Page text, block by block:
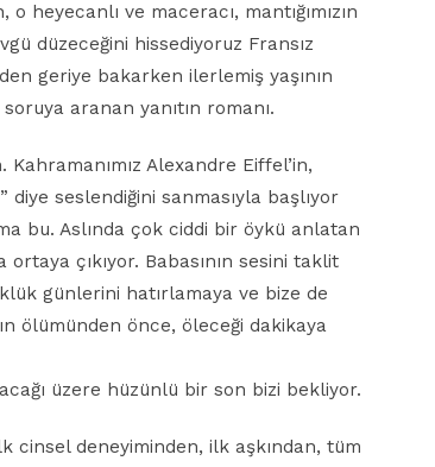
o heyecanlı ve maceracı, mantığımızın
düzeceğini hissediyoruz Fransız
geriye bakarken ilerlemiş yaşının
aranan yanıtın romanı.
Alexandre Eiffel’in,
diye seslendiğini sanmasıyla başlıyor
bu. Aslında çok ciddi bir öykü anlatan
çıkıyor. Babasının sesini taklit
günlerini hatırlamaya ve bize de
ölümünden önce, öleceği dakikaya
üzere hüzünlü bir son bizi bekliyor.
cinsel deneyiminden, ilk aşkından, tüm